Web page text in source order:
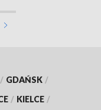
/ GDAŃSK /
/ KIELCE /